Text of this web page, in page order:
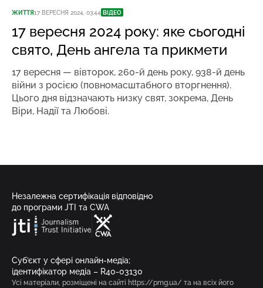
ЖИТТЯ17 ВЕРЕСНЯ 2024, 03:44 ВІДЕО
17 вересня 2024 року: яке сьогодні
свято, День ангела та прикмети
17 вересня — вівторок, 260-й день року, 938-й день
війни з росією (повномасштабного вторгнення).
Цього дня відзначають низку свят, зокрема, День
Віри, Надії та Любові.
Незалежна сертифікація відповідно
до програми JTI та CWA
Суб’єкт у сфері онлайн-медіа;
ідентифікатор медіа – R40-03130
Усі матеріали, розміщені на сайті https://pmg.ua/ та на всіх його